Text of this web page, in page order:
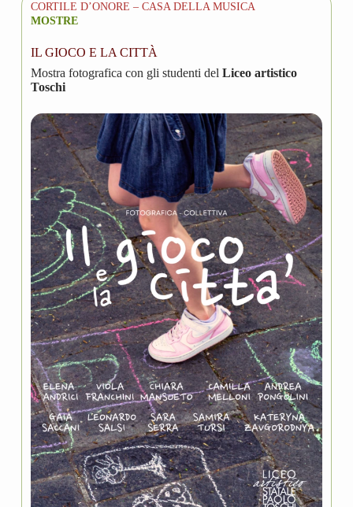
CORTILE D’ONORE – CASA DELLA MUSICA
MOSTRE
IL GIOCO E LA CITTÀ
Mostra fotografica con gli studenti del Liceo artistico
Toschi